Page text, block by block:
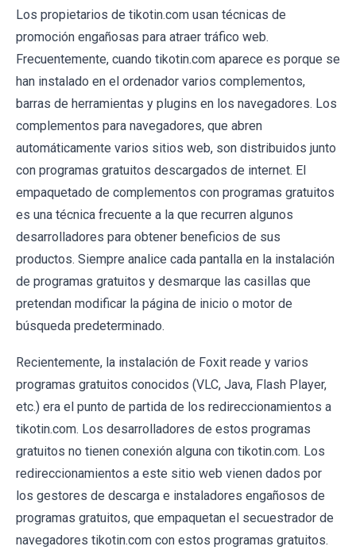
Los propietarios de tikotin.com usan técnicas de
promoción engañosas para atraer tráfico web.
Frecuentemente, cuando tikotin.com aparece es porque se
han instalado en el ordenador varios complementos,
barras de herramientas y plugins en los navegadores. Los
complementos para navegadores, que abren
automáticamente varios sitios web, son distribuidos junto
con programas gratuitos descargados de internet. El
empaquetado de complementos con programas gratuitos
es una técnica frecuente a la que recurren algunos
desarrolladores para obtener beneficios de sus
productos. Siempre analice cada pantalla en la instalación
de programas gratuitos y desmarque las casillas que
pretendan modificar la página de inicio o motor de
búsqueda predeterminado.
Recientemente, la instalación de Foxit reade y varios
programas gratuitos conocidos (VLC, Java, Flash Player,
etc.) era el punto de partida de los redireccionamientos a
tikotin.com. Los desarrolladores de estos programas
gratuitos no tienen conexión alguna con tikotin.com. Los
redireccionamientos a este sitio web vienen dados por
los gestores de descarga e instaladores engañosos de
programas gratuitos, que empaquetan el secuestrador de
navegadores tikotin.com con estos programas gratuitos.